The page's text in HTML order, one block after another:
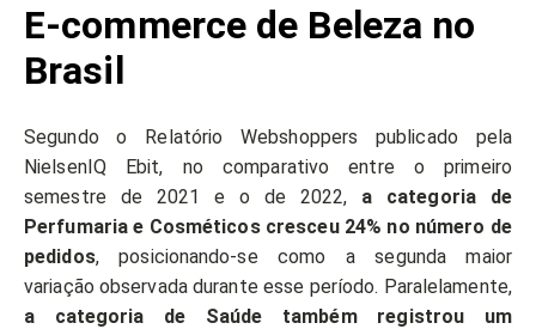
E-commerce de Beleza no
Brasil
Segundo o Relatório Webshoppers publicado pela
NielsenIQ Ebit, no comparativo entre o primeiro
semestre de 2021 e o de 2022, a categoria de
Perfumaria e Cosméticos cresceu 24% no número de
pedidos, posicionando-se como a segunda maior
variação observada durante esse período. Paralelamente,
a categoria de Saúde também registrou um